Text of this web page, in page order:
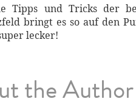
Tipps und Tricks der
bringt es so auf den
lecker!
the Author